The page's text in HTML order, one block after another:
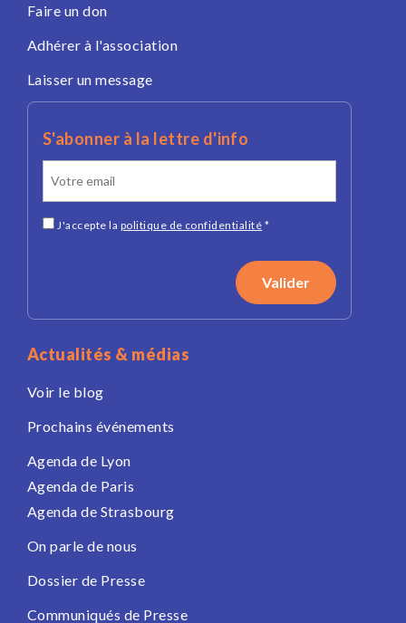
Faire un don
Adhérer à l'association
Laisser un message
S'abonner à la lettre d'info
J'accepte la politique de confidentialité *
Actualités & médias
Voir le blog
Prochains événements
Agenda de Lyon
Agenda de Paris
Agenda de Strasbourg
On parle de nous
Dossier de Presse
Communiqués de Presse